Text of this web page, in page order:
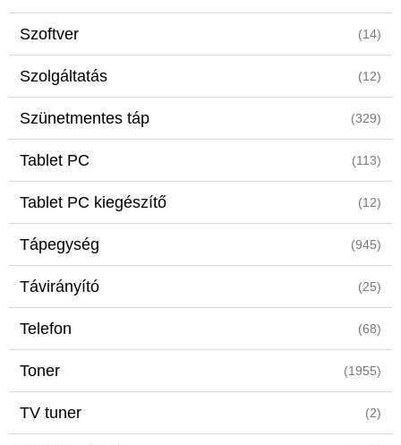
Szoftver (14)
Szolgáltatás (12)
Szünetmentes táp (329)
Tablet PC (113)
Tablet PC kiegészítő (12)
Tápegység (945)
Távirányító (25)
Telefon (68)
Toner (1955)
TV tuner (2)